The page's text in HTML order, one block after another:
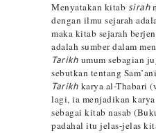
Menyatakan kitab sirah
dengan ilmu sejarah
maka kitab sejarah
adalah sumber dalam
Tarikh umum sebagian
sebutkan tentang
Tarikh karya al-Thabari
lagi, ia menjadikan
sebagai kitab nasab
padahal itu jelas-jelas